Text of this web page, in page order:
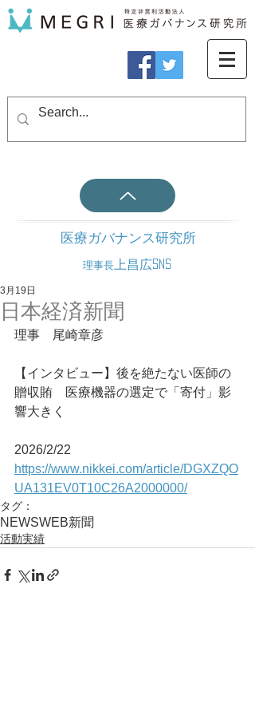
医療ガバナンス研究所
理事長 上昌広SNS
日本経済新聞
3月19日
理事　尾崎章彦
【インタビュー】後を絶たない医師の
贈収賄　医療機器の選定で「寄付」影
響大きく
2026/2/22
https://www.nikkei.com/article/DGXZQO
UA131EV0T10C26A2000000/
タグ：
NEWSWEB新聞
活動実績